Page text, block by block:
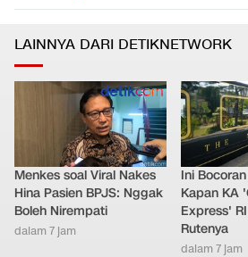
LAINNYA DARI DETIKNETWORK
Menkes soal Viral Nakes
Hina Pasien BPJS: Nggak
Boleh Nirempati
dalam 7 jam
Ini
Kapan KA
Express'
Rutenya
dalam 7 jam